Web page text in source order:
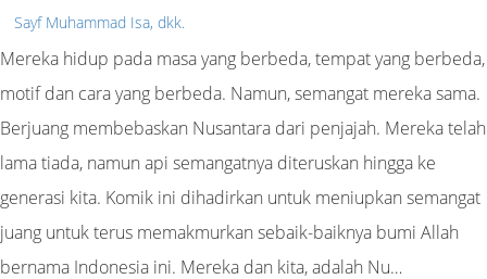
Sayf Muhammad Isa, dkk.
Mereka hidup pada masa yang berbeda, tempat yang berbeda,
motif dan cara yang berbeda. Namun, semangat mereka sama.
Berjuang membebaskan Nusantara dari penjajah. Mereka telah
lama tiada, namun api semangatnya diteruskan hingga ke
generasi kita. Komik ini dihadirkan untuk meniupkan semangat
juang untuk terus memakmurkan sebaik-baiknya bumi Allah
bernama Indonesia ini. Mereka dan kita, adalah Nu…